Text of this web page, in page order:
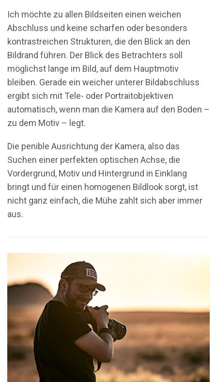
Ich möchte zu allen Bildseiten einen weichen
Abschluss und keine scharfen oder besonders
kontrastreichen Strukturen, die den Blick an den
Bildrand führen. Der Blick des Betrachters soll
möglichst lange im Bild, auf dem Hauptmotiv
bleiben. Gerade ein weicher unterer Bildabschluss
ergibt sich mit Tele- oder Portraitobjektiven
automatisch, wenn man die Kamera auf den Boden –
zu dem Motiv – legt.
Die penible Ausrichtung der Kamera, also das
Suchen einer perfekten optischen Achse, die
Vordergrund, Motiv und Hintergrund in Einklang
bringt und für einen homogenen Bildlook sorgt, ist
nicht ganz einfach, die Mühe zahlt sich aber immer
aus.